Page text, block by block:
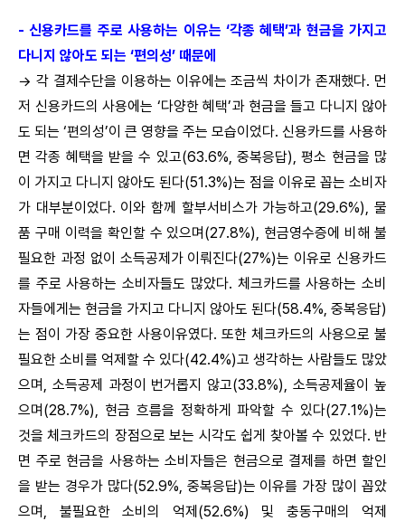
- 신용카드를 주로 사용하는 이유는 ‘각종 혜택’과 현금을 가지고
다니지 않아도 되는 ‘편의성’ 때문에
→ 각 결제수단을 이용하는 이유에는 조금씩 차이가 존재했다. 먼
저 신용카드의 사용에는 ‘다양한 혜택’과 현금을 들고 다니지 않아
도 되는 ‘편의성’이 큰 영향을 주는 모습이었다. 신용카드를 사용하
면 각종 혜택을 받을 수 있고(63.6%, 중복응답), 평소 현금을 많
이 가지고 다니지 않아도 된다(51.3%)는 점을 이유로 꼽는 소비자
가 대부분이었다. 이와 함께 할부서비스가 가능하고(29.6%), 물
품 구매 이력을 확인할 수 있으며(27.8%), 현금영수증에 비해 불
필요한 과정 없이 소득공제가 이뤄진다(27%)는 이유로 신용카드
를 주로 사용하는 소비자들도 많았다. 체크카드를 사용하는 소비
자들에게는 현금을 가지고 다니지 않아도 된다(58.4%, 중복응답)
는 점이 가장 중요한 사용이유였다. 또한 체크카드의 사용으로 불
필요한 소비를 억제할 수 있다(42.4%)고 생각하는 사람들도 많았
으며, 소득공제 과정이 번거롭지 않고(33.8%), 소득공제율이 높
으며(28.7%), 현금 흐름을 정확하게 파악할 수 있다(27.1%)는
것을 체크카드의 장점으로 보는 시각도 쉽게 찾아볼 수 있었다. 반
면 주로 현금을 사용하는 소비자들은 현금으로 결제를 하면 할인
을 받는 경우가 많다(52.9%, 중복응답)는 이유를 가장 많이 꼽았
으며, 불필요한 소비의 억제(52.6%) 및 충동구매의 억제